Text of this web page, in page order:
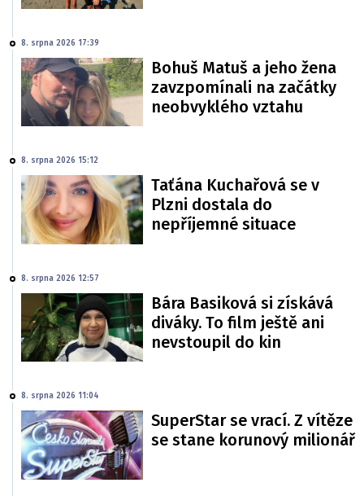
8. srpna 2026 17:39
Bohuš Matuš a jeho žena
zavzpomínali na začátky
neobvyklého vztahu
8. srpna 2026 15:12
Taťána Kuchařová se v
Plzni dostala do
nepříjemné situace
8. srpna 2026 12:57
Bára Basiková si získává
diváky. To film ještě ani
nevstoupil do kin
8. srpna 2026 11:04
SuperStar se vrací. Z vítěze
se stane korunový milionář